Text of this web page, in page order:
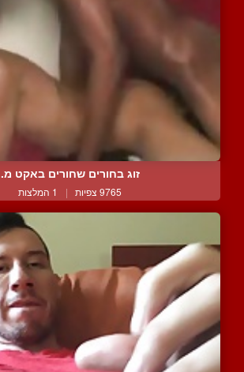
זוג בחורים שחורים באקט
9765 צפיות | 1 המלצות